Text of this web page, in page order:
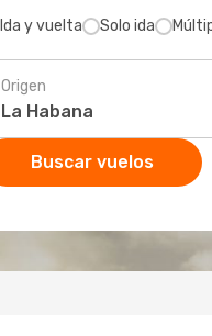
Ida y vuelta Solo ida
Origen
Buscar vuelos